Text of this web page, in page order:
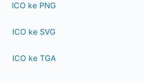
ICO ke PNG
ICO ke SVG
ICO ke TGA